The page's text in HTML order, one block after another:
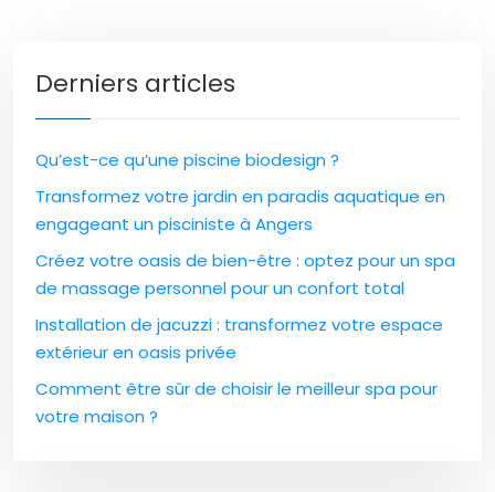
Derniers articles
Qu’est-ce qu’une piscine biodesign ?
Transformez votre jardin en paradis aquatique en
engageant un pisciniste à Angers
Créez votre oasis de bien-être : optez pour un spa
de massage personnel pour un confort total
Installation de jacuzzi : transformez votre espace
extérieur en oasis privée
Comment être sûr de choisir le meilleur spa pour
votre maison ?